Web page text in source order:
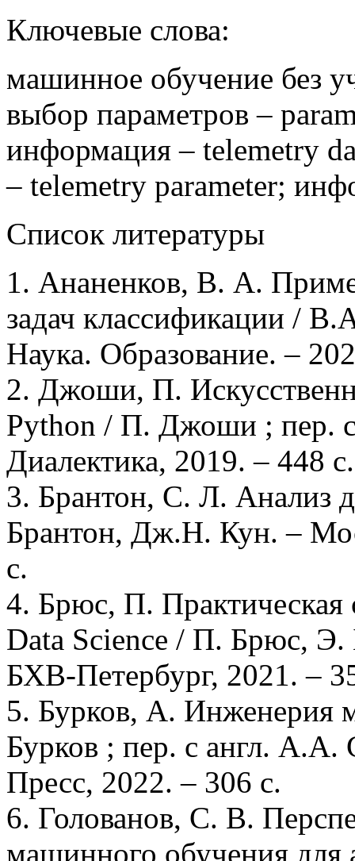
Ключевые слова:
машинное обучение без
выбор параметров –
информация – telemetry
– telemetry parameter;
Список литературы
1. Ананенков, В. А.
задач классификации /
Наука. Образование. –
2. Джоши, П.
Python / П. Джоши ; пер. с
Диалектика, 2019. – 448 с.
3. Брантон, С. Л. Анализ
Брантон, Дж.Н. Кун. –
с.
4. Брюс, П. Практическая
Data Science / П. Брюс,
БХВ-Петербург, 2021. –
5. Бурков, А. Инженерия
Бурков ; пер. с англ.
Пресс, 2022. – 306 с.
6. Голованов, С. В.
машинного обучения для